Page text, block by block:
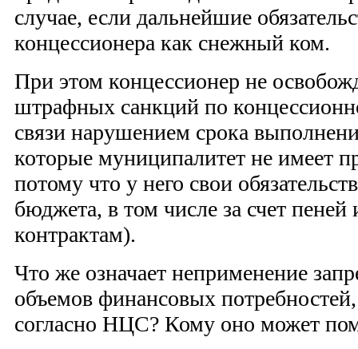
случае, если дальнейшие
концессионера как снежный ком.
При этом концессионер не
штрафных санкций по
связи нарушением срока
которые муниципалитет не имеет
потому что у него свои
бюджета, в том числе за счет
контрактам).
Что же означает неприменение
объемов финансовых
согласно НЦС? Кому оно может